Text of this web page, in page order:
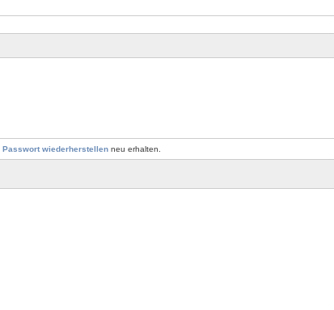
Passwort wiederherstellen neu erhalten.